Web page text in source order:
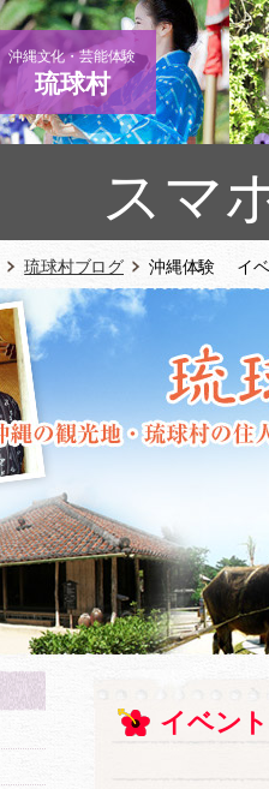
沖縄文化・芸能体験
琉球村
スマ
琉球村ブログ 沖縄体験 イ
イベン